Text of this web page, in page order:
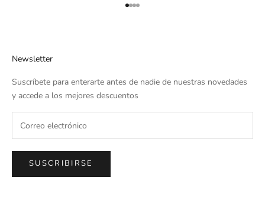
Ir al artículo 1
Ir al artículo 2
Ir al artículo 3
Ir al artículo 4
Newsletter
Suscríbete para enterarte antes de nadie de nuestras novedades
y accede a los mejores descuentos
SUSCRIBIRSE